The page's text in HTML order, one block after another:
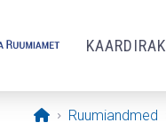
Avaleht
Ruumiandmed